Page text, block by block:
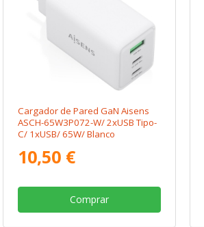
Cargador de Pared GaN Aisens
ASCH-65W3P072-W/ 2xUSB Tipo-
C/ 1xUSB/ 65W/ Blanco
10,50 €
Comprar